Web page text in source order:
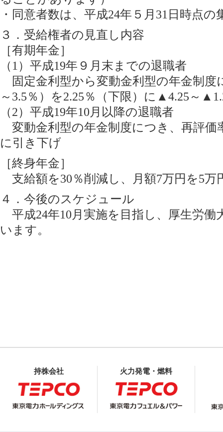
・同意者数は、平成24年５月31日時点の
３．受給権者の見直し内容
［有期年金］
（1）平成19年９月末までの退職者
固定金利型から変動金利型の年金制度
～3.5％）を2.25％（下限）に▲4.25～
（2）平成19年10月以降の退職者
変動金利型の年金制度につき、再評価
に引き下げ
［終身年金］
支給額を30％削減し、月額7万円を5万
４．今後のスケジュール
平成24年10月実施を目指し、厚生労働
います。
持株会社 火力発電・燃料